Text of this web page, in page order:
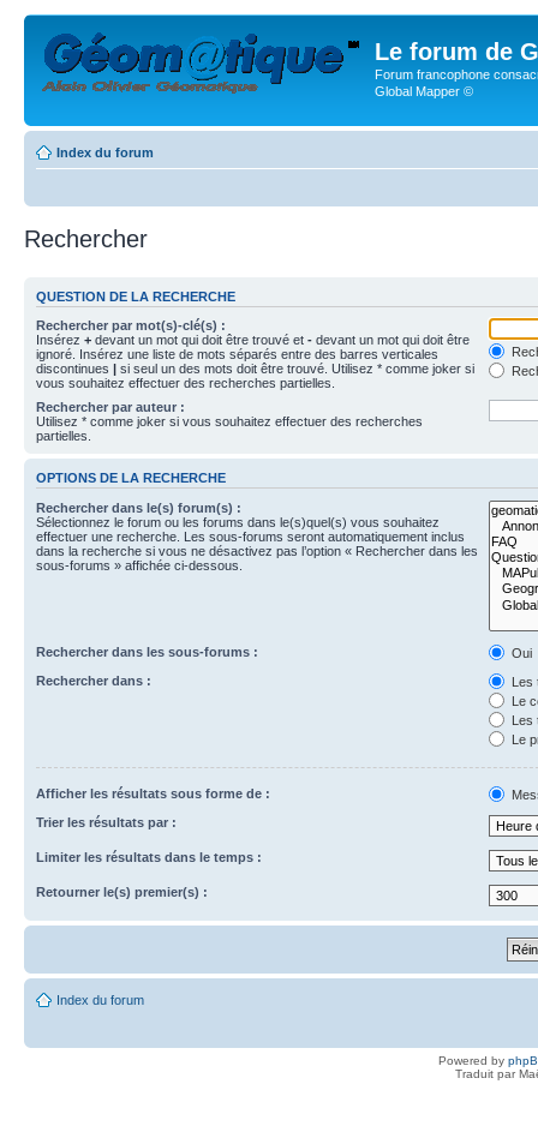
Le forum de
Forum francophone
Global Mapper ©
Index du forum
Rechercher
QUESTION DE LA RECHERCHE
Rechercher par mot(s)-clé(s) :
Insérez + devant un mot qui doit être trouvé et - devant un mot qui doit être
ignoré. Insérez une liste de mots séparés entre des barres verticales
discontinues | si seul un des mots doit être trouvé. Utilisez * comme joker si
vous souhaitez effectuer des recherches partielles.
Rechercher par auteur :
Utilisez * comme joker si vous souhaitez effectuer des recherches
partielles.
OPTIONS DE LA RECHERCHE
Rechercher dans le(s) forum(s) :
Sélectionnez le forum ou les forums dans le(s)quel(s) vous souhaitez
effectuer une recherche. Les sous-forums seront automatiquement inclus
dans la recherche si vous ne désactivez pas l’option « Rechercher dans les
sous-forums » affichée ci-dessous.
Rechercher dans les sous-forums :
Oui
Rechercher dans :
Les
Le
Les
Le
Afficher les résultats sous forme de :
Trier les résultats par :
Limiter les résultats dans le temps :
Retourner le(s) premier(s) :
Index du forum
Powered by
Traduit par